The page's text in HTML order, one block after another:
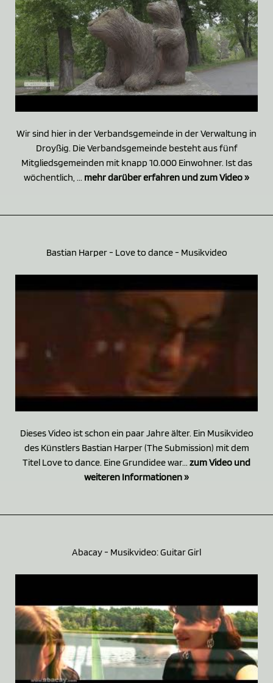
Wir sind hier in der Verbandsgemeinde in der Verwaltung in
Droyßig. Die Verbandsgemeinde besteht aus fünf
Mitgliedsgemeinden mit knapp 10.000 Einwohner. Ist das
wöchentlich, ... mehr darüber erfahren und zum Video »
Bastian Harper - Love to dance - Musikvideo
Dieses Video ist schon ein paar Jahre älter. Ein Musikvideo
des Künstlers Bastian Harper (The Submission) mit dem
Titel Love to dance. Eine Grundidee war... zum Video und
weiteren Informationen »
Abacay - Musikvideo: Guitar Girl